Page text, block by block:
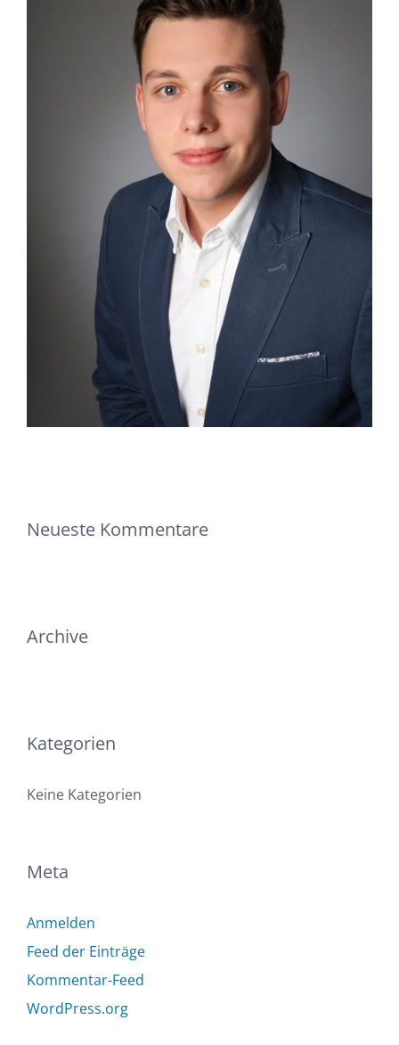
Neueste Kommentare
Archive
Kategorien
Keine Kategorien
Meta
Anmelden
Feed der Einträge
Kommentar-Feed
WordPress.org